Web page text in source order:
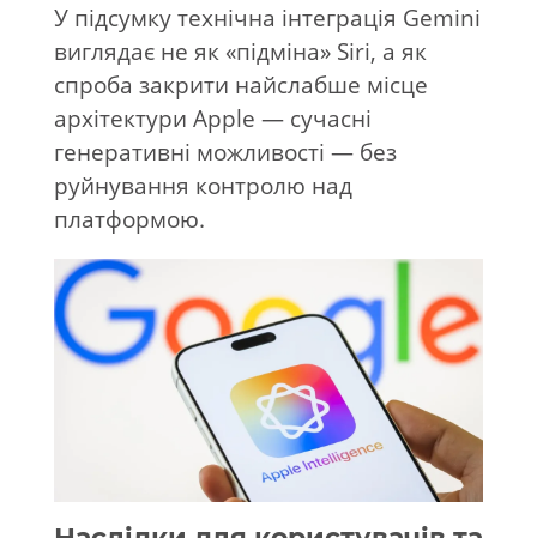
У підсумку технічна інтеграція Gemini
виглядає не як «підміна» Siri, а як
спроба закрити найслабше місце
архітектури Apple — сучасні
генеративні можливості — без
руйнування контролю над
платформою.